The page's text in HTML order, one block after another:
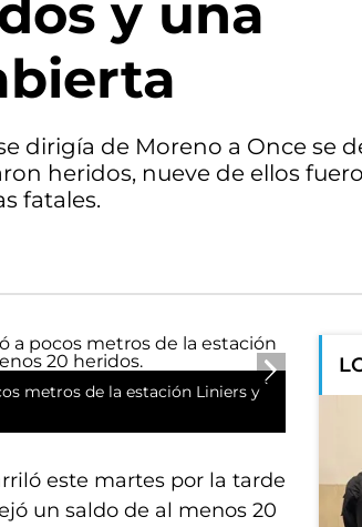
y una
dirigía de Moreno a Once se
heridos, nueve de ellos
fatales.
metros de la estación Liniers y
este martes por la tarde
un saldo de al menos 20